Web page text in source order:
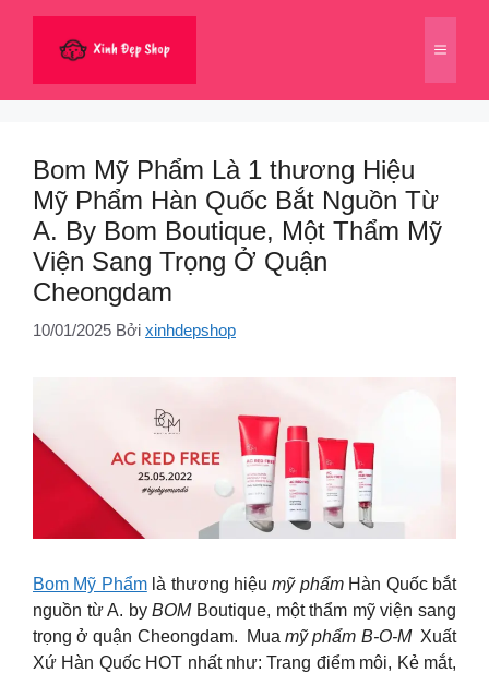
dung
Menu
Bom Mỹ Phẩm Là 1 thương Hiệu
Mỹ Phẩm Hàn Quốc Bắt Nguồn Từ
A. By Bom Boutique, Một Thẩm Mỹ
Viện Sang Trọng Ở Quận
Cheongdam
10/01/2025 Bởi xinhdepshop
Bom Mỹ Phẩmlà thương hiệumỹ phẩmHàn Quốc bắt
nguồn từ A. byBOMBoutique, một thẩm mỹ viện sang
trọng ở quận Cheongdam. Muamỹ phẩm B-O-MXuất
Xứ Hàn Quốc HOT nhất như: Trang điểm môi, Kẻ mắt,